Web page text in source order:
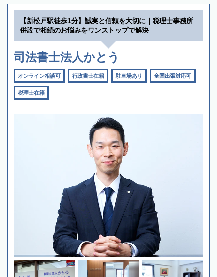
【新松戸駅徒歩1分】誠実と信頼を大切に｜税理士事務所
併設で相続のお悩みをワンストップで解決
司法書士法人かとう
オンライン相談可 行政書士在籍 駐車場あり 全国出張対応可
税理士在籍